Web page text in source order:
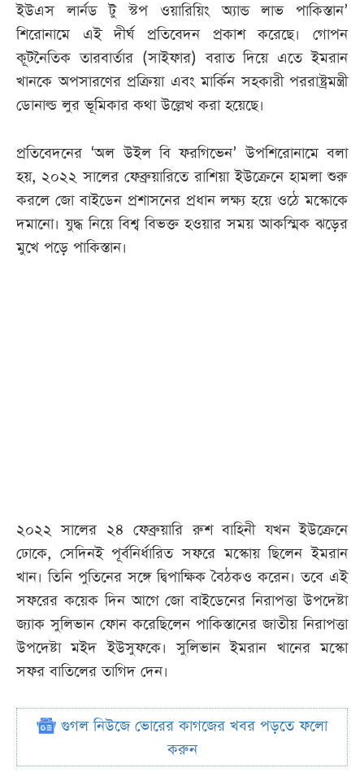
ইউএস লার্নড টু স্টপ ওয়ারিয়িং অ্যান্ড লাভ পাকিস্তান’
শিরোনামে এই দীর্ঘ প্রতিবেদন প্রকাশ করেছে। গোপন
কূটনৈতিক তারবার্তার (সাইফার) বরাত দিয়ে এতে ইমরান
খানকে অপসারণের প্রক্রিয়া এবং মার্কিন সহকারী পররাষ্ট্রমন্ত্রী
ডোনাল্ড লুর ভূমিকার কথা উল্লেখ করা হয়েছে।
প্রতিবেদনের ‘অল উইল বি ফরগিভেন’ উপশিরোনামে বলা
হয়, ২০২২ সালের ফেব্রুয়ারিতে রাশিয়া ইউক্রেনে হামলা শুরু
করলে জো বাইডেন প্রশাসনের প্রধান লক্ষ্য হয়ে ওঠে মস্কোকে
দমানো। যুদ্ধ নিয়ে বিশ্ব বিভক্ত হওয়ার সময় আকস্মিক ঝড়ের
মুখে পড়ে পাকিস্তান।
২০২২ সালের ২৪ ফেব্রুয়ারি রুশ বাহিনী যখন ইউক্রেনে
ঢোকে, সেদিনই পূর্বনির্ধারিত সফরে মস্কোয় ছিলেন ইমরান
খান। তিনি পুতিনের সঙ্গে দ্বিপাক্ষিক বৈঠকও করেন। তবে এই
সফরের কয়েক দিন আগে জো বাইডেনের নিরাপত্তা উপদেষ্টা
জ্যাক সুলিভান ফোন করেছিলেন পাকিস্তানের জাতীয় নিরাপত্তা
উপদেষ্টা মইদ ইউসুফকে। সুলিভান ইমরান খানের মস্কো
সফর বাতিলের তাগিদ দেন।
গুগল নিউজে ভোরের কাগজের খবর পড়তে ফলো
করুন